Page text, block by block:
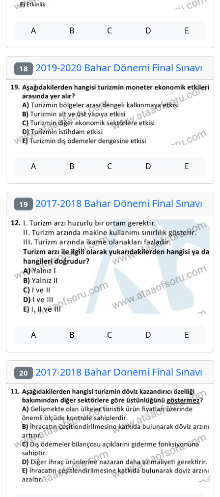
A B C D E
18 2019-2020 Bahar Dönemi Final Sınavı
A B C D E
19 2017-2018 Bahar Dönemi Final Sınavı
A B C D E
20 2017-2018 Bahar Dönemi Final Sınavı